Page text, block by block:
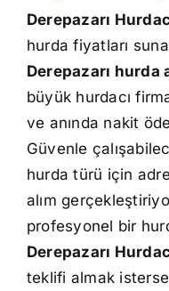
Derepazarı
hurda fiyatları
Derepazarı hurda
büyük hurdacı
ve anında nakit
Güvenle
hurda türü için
alım
profesyonel bir
Derepazarı
teklifi almak